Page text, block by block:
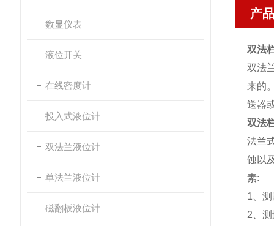
数显仪表
液位开关
在线密度计
投入式液位计
双法兰液位计
单法兰液位计
磁翻板液位计
产
双法
双法
来的
送器
双法
法兰
蚀以
素:
1、
2、